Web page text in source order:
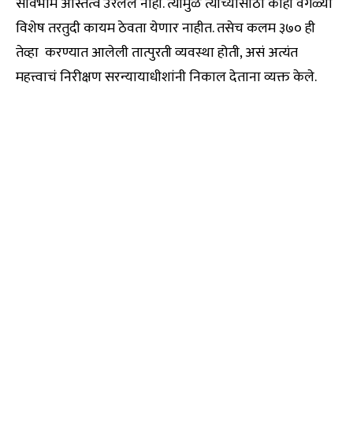
विशेष तरतुदी कायम ठेवता येणार नाहीत. तसेच कलम ३७० ही
तेव्हा करण्यात आलेली तात्पुरती व्यवस्था होती, असं अत्यंत
महत्त्वाचं निरीक्षण सरन्यायाधीशांनी निकाल देताना व्यक्त केले.